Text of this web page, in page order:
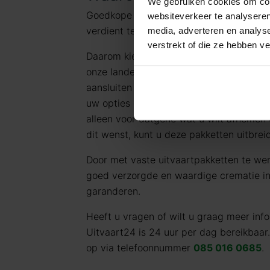
websiteverkeer te
media, adverteren en
verstrekt of die ze hebben
Goedkope Uitvaart24 vindt dat
verdient tegen een eerlijk tarief.
Daarom kiezen wij ervoor standaard te
onze landelijke dekking en jarenlange
aansluiten bij de meest voorkomende
uw opties en de daarbij behorende
alleen voor datgene wat u wilt
dit wenst, kunt u deze pakketten
Door met vaste uitvaartpakketten te
goed verzorgde en waardige crematie
garanderen.
Heeft u vragen of wilt u graag meer
Uitvaart24 is 24 uur per dag
op via telefoonnummer 085 016 0685.